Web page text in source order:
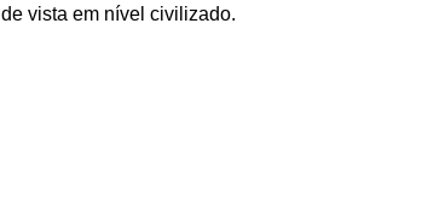
de vista em nível civilizado.